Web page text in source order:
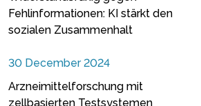
Fehlinformationen: KI stärkt den
sozialen Zusammenhalt
30 December 2024
Arzneimittelforschung mit
zellbasierten Testsystemen